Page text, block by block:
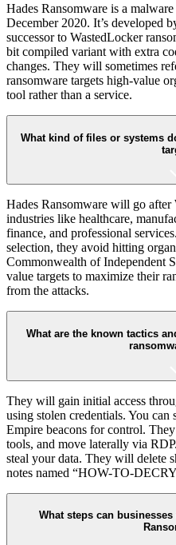
Hades Ransomware is a
December 2020. It’s developed
successor to WastedLocker
bit compiled variant with extra
changes. They will sometimes
ransomware targets high-value
tool rather than a service.
What kind of files or systems
Hades Ransomware will go
industries like healthcare,
finance, and professional
selection, they avoid hitting
Commonwealth of Independent
value targets to maximize their
from the attacks.
What are the known tactics
They will gain initial access
using stolen credentials. You can
Empire beacons for control.
tools, and move laterally via
steal your data. They will delete
notes named “HOW-TO-
What steps can